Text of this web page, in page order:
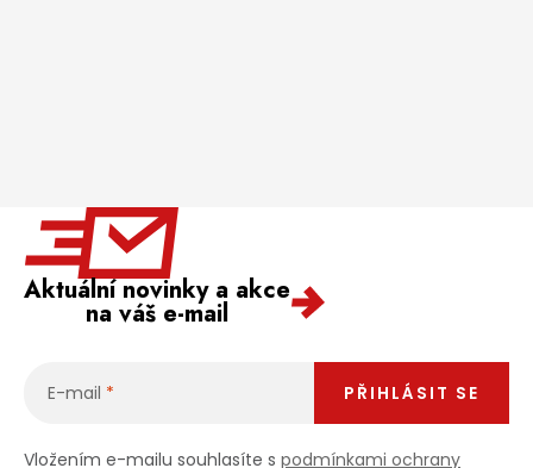
Aktuální novinky a akce
na váš e-mail
E-mail
Vložením e-mailu souhlasíte s podmínkami ochrany
PŘIHLÁSIT SE